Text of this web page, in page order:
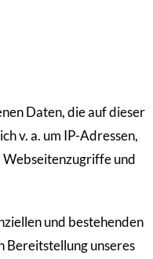
Daten, die auf dieser
v. a. um IP-Adressen,
und
und bestehenden
Bereitstellung unseres